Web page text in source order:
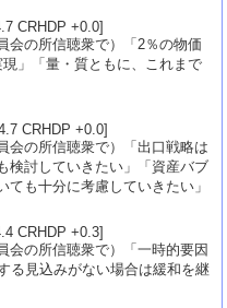
CRHDP +0.0]
会の所信聴衆で）「2％の物価
」「量・質ともに、これまで
CRHDP +0.0]
会の所信聴衆で）「出口戦略は
検討していきたい」「資産バブ
も十分に考慮していきたい」
CRHDP +0.3]
会の所信聴衆で）「一時的要因
る見込みがない場合は緩和を継